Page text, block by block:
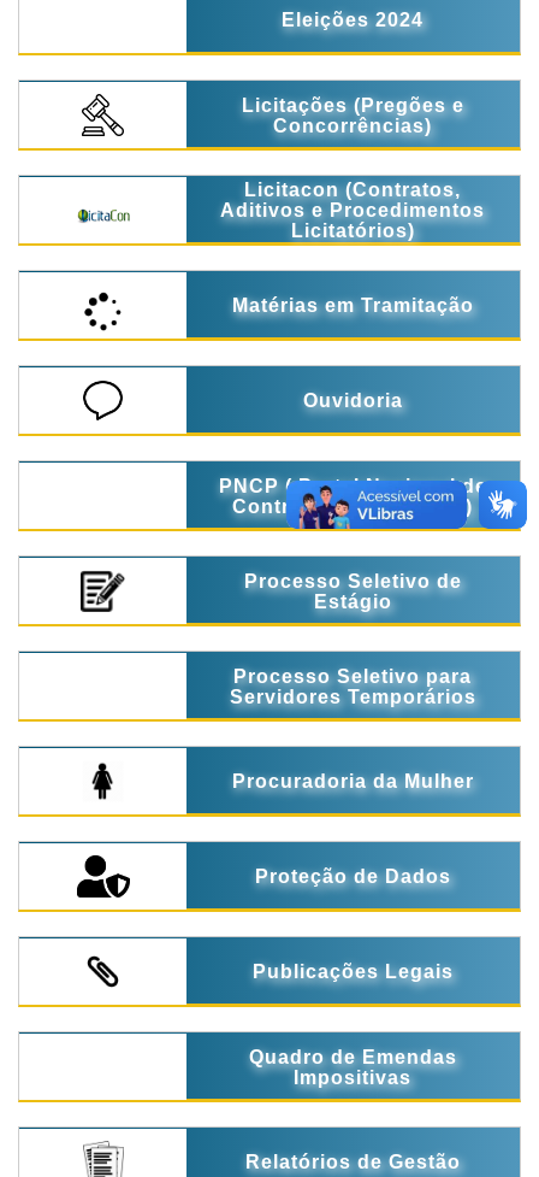
Eleições 2024
Licitações (Pregões e
Concorrências)
Licitacon (Contratos,
Aditivos e Procedimentos
Licitatórios)
Matérias em Tramitação
Ouvidoria
PNCP ( Portal Nacional de
Contratações Públicas)
Processo Seletivo de
Estágio
Processo Seletivo para
Servidores Temporários
Procuradoria da Mulher
Proteção de Dados
Publicações Legais
Quadro de Emendas
Impositivas
Relatórios de Gestão